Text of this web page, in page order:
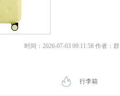
时间：2026-07-03 09:11:58 作者：群
行李箱